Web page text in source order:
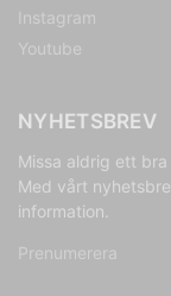
Instagram
Youtube
NYHETSBREV
Missa aldrig ett
Med vårt
information.
Prenumerera